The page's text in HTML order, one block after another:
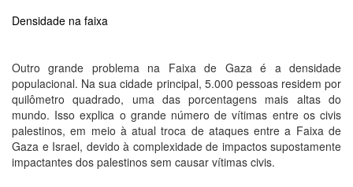
Densidade na faixa
Outro grande problema na Faixa de Gaza é a densidade
populacional. Na sua cidade principal, 5.000 pessoas residem por
quilômetro quadrado, uma das porcentagens mais altas do
mundo. Isso explica o grande número de vítimas entre os civis
palestinos, em meio à atual troca de ataques entre a Faixa de
Gaza e Israel, devido à complexidade de impactos supostamente
impactantes dos palestinos sem causar vítimas civis.